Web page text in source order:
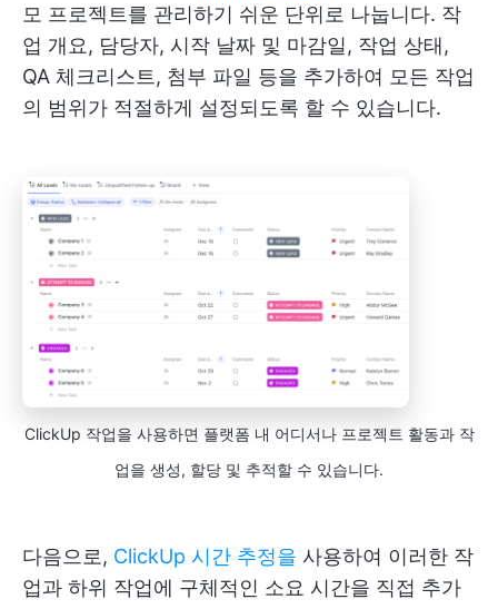
모 프로젝트를 관리하기 쉬운 단위로 나눕니다. 작
업 개요, 담당자, 시작 날짜 및 마감일, 작업 상태,
QA 체크리스트, 첨부 파일 등을 추가하여 모든 작업
의 범위가 적절하게 설정되도록 할 수 있습니다.
ClickUp 작업을 사용하면 플랫폼 내 어디서나 프로젝트 활동과 작
업을 생성, 할당 및 추적할 수 있습니다.
다음으로, ClickUp 시간 추정을 사용하여 이러한 작
업과 하위 작업에 구체적인 소요 시간을 직접 추가